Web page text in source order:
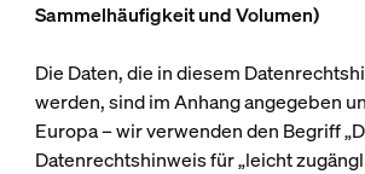
Sammelhäufigkeit und Volumen)
Die Daten, die in diesem
werden, sind im Anhang angegeben
Europa – wir verwenden den Begriff
Datenrechtshinweis für „leicht